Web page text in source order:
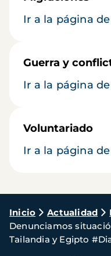
Ir a la página
Guerra y
Ir a la página
Voluntariado
Ir a la página
Ruta
de
navegación
Inicio Actualidad
Denunciamos
Tailandia y Egipto